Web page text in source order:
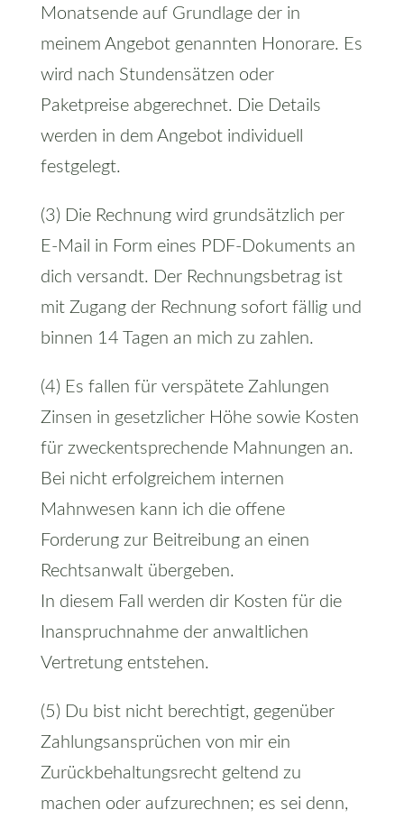
Monatsende auf Grundlage der in
meinem Angebot genannten Honorare. Es
wird nach Stundensätzen oder
Paketpreise abgerechnet. Die Details
werden in dem Angebot individuell
festgelegt.
(3) Die Rechnung wird grundsätzlich per
E-Mail in Form eines PDF-Dokuments an
dich versandt. Der Rechnungsbetrag ist
mit Zugang der Rechnung sofort fällig und
binnen 14 Tagen an mich zu zahlen.
(4) Es fallen für verspätete Zahlungen
Zinsen in gesetzlicher Höhe sowie Kosten
für zweckentsprechende Mahnungen an.
Bei nicht erfolgreichem internen
Mahnwesen kann ich die offene
Forderung zur Beitreibung an einen
Rechtsanwalt übergeben.
In diesem Fall werden dir Kosten für die
Inanspruchnahme der anwaltlichen
Vertretung entstehen.
(5) Du bist nicht berechtigt, gegenüber
Zahlungsansprüchen von mir ein
Zurückbehaltungsrecht geltend zu
machen oder aufzurechnen; es sei denn,